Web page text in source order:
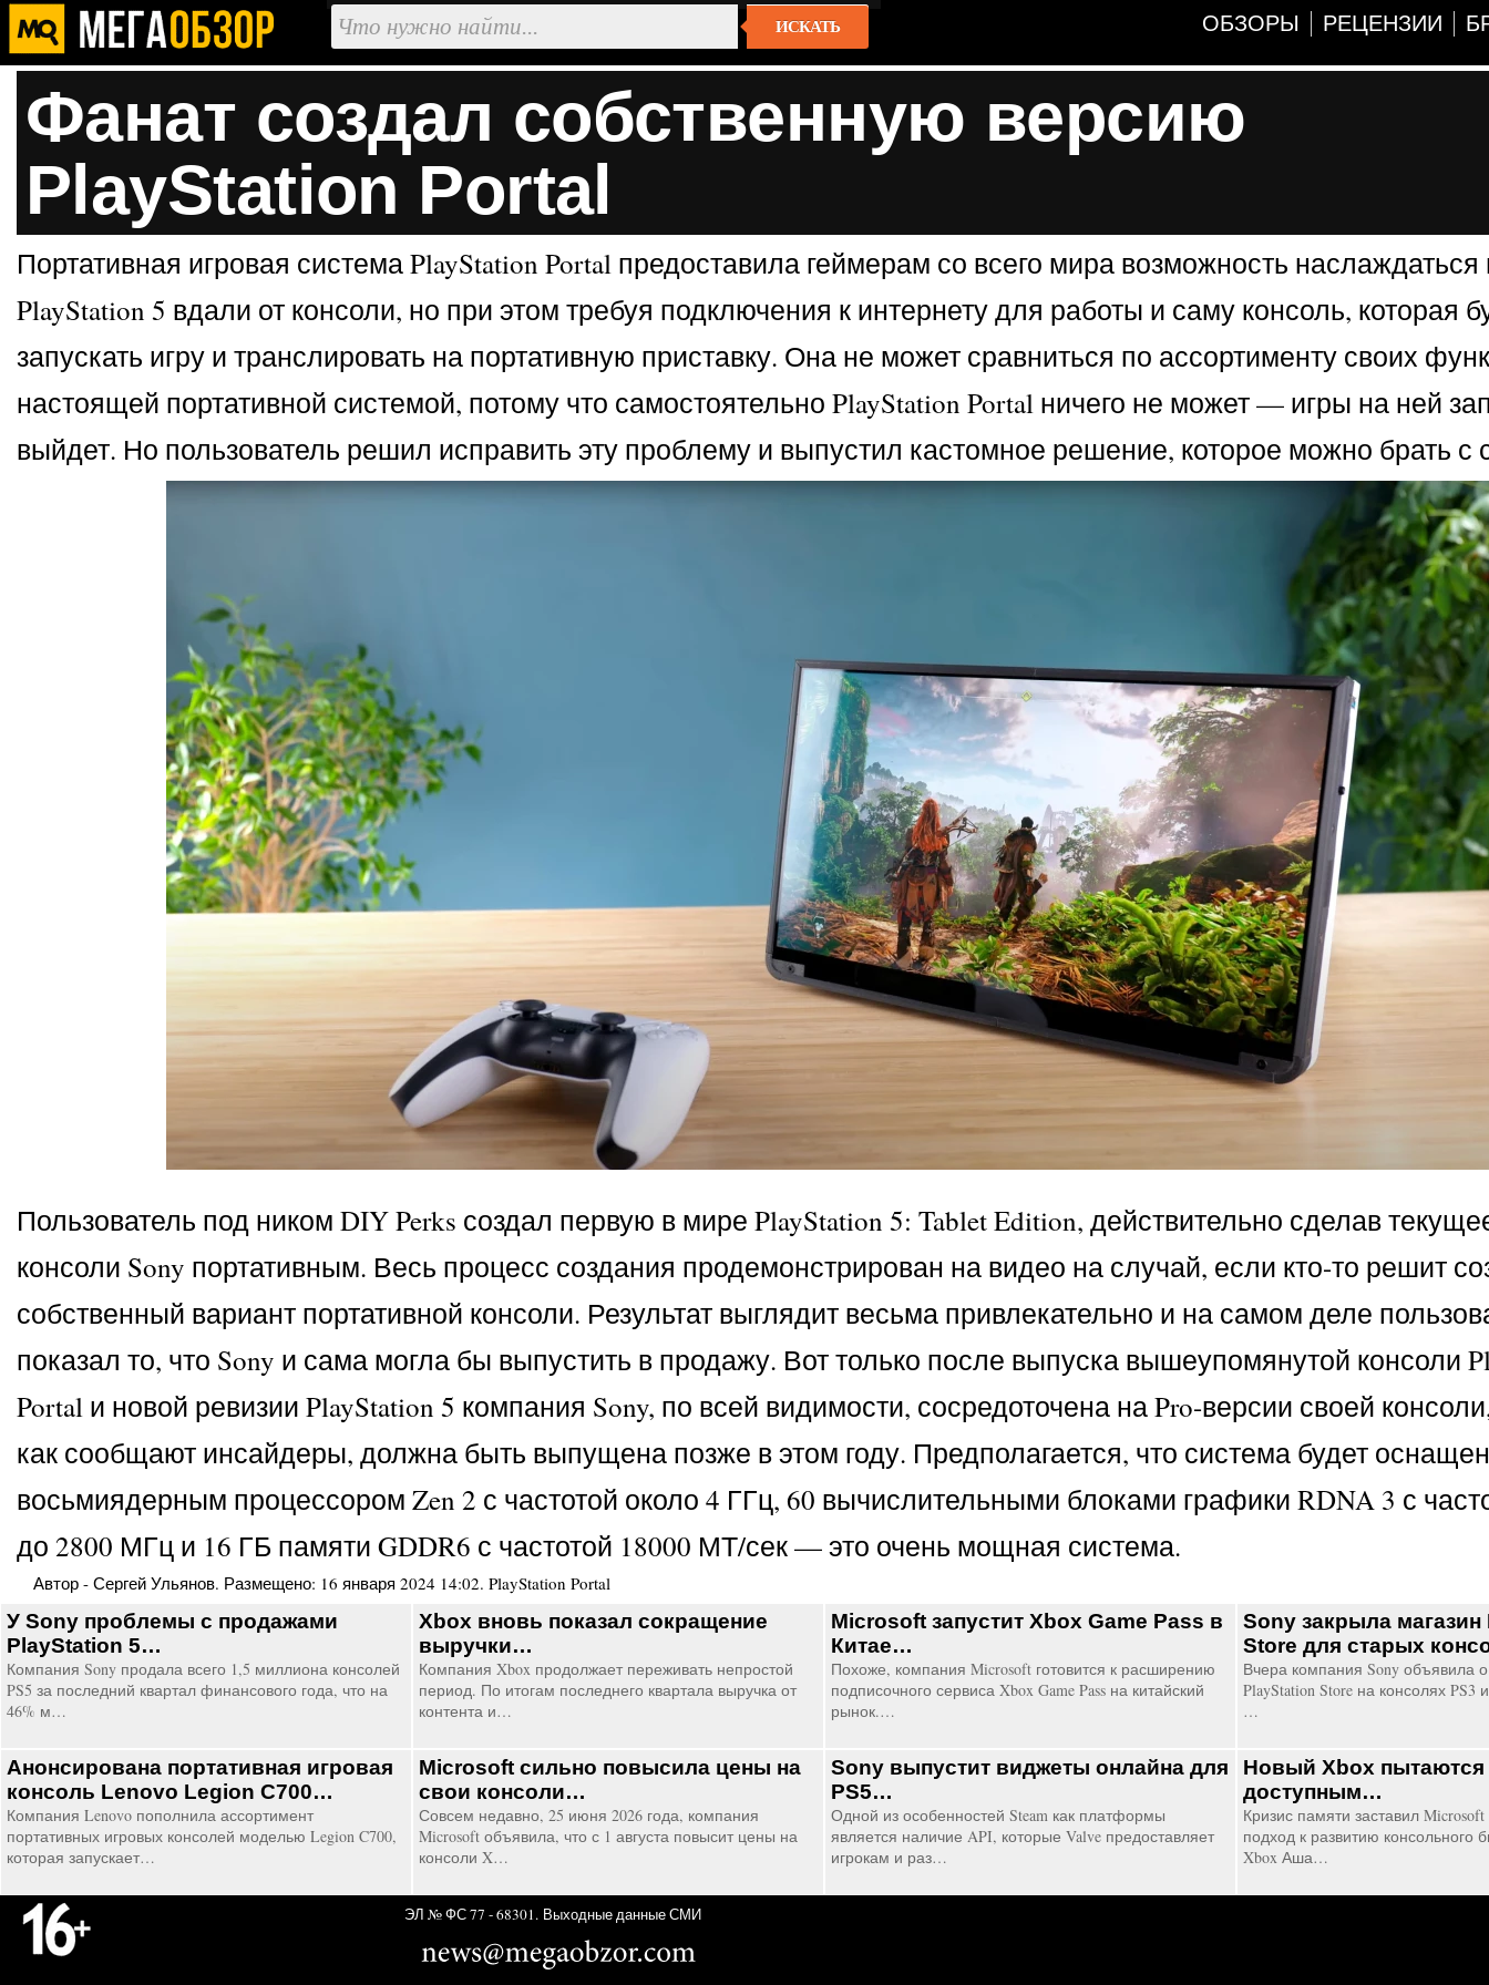
ИСКАТЬ ОБЗОРЫ РЕЦЕНЗИИ
Фанат создал собственную версию
PlayStation Portal
Портативная игровая система PlayStation Portal предоставила геймерам со всего мира возможность наслаждаться
PlayStation 5 вдали от консоли, но при этом требуя подключения к интернету для работы и саму консоль, которая
запускать игру и транслировать на портативную приставку. Она не может сравниться по ассортименту своих
настоящей портативной системой, потому что самостоятельно PlayStation Portal ничего не может — игры на ней
выйдет. Но пользователь решил исправить эту проблему и выпустил кастомное решение, которое можно брать с
Пользователь под ником DIY Perks создал первую в мире PlayStation 5: Tablet Edition, действительно сделав
консоли Sony портативным. Весь процесс создания продемонстрирован на видео на случай, если кто-то решит
собственный вариант портативной консоли. Результат выглядит весьма привлекательно и на самом деле
показал то, что Sony и сама могла бы выпустить в продажу. Вот только после выпуска вышеупомянутой консоли
Portal и новой ревизии PlayStation 5 компания Sony, по всей видимости, сосредоточена на Pro-версии своей
как сообщают инсайдеры, должна быть выпущена позже в этом году. Предполагается, что система будет
восьмиядерным процессором Zen 2 с частотой около 4 ГГц, 60 вычислительными блоками графики RDNA 3 с
до 2800 МГц и 16 ГБ памяти GDDR6 с частотой 18000 МТ/сек — это очень мощная система.
Автор - Сергей Ульянов. Размещено: 16 января 2024 14:02. PlayStation Portal
У Sony проблемы с продажами
PlayStation 5…
Компания Sony продала всего 1,5 миллиона консолей
PS5 за последний квартал финансового года, что на
46% м…
Xbox вновь показал сокращение
выручки…
Компания Xbox продолжает переживать непростой
период. По итогам последнего квартала выручка от
контента и…
Microsoft запустит Xbox Game Pass в
Китае…
Похоже, компания Microsoft готовится к расширению
подписочного сервиса Xbox Game Pass на китайский
рынок.…
Sony закрыла
Store для старых
Вчера компания Sony объявила
PlayStation Store на консолях PS3
…
Анонсирована портативная игровая
консоль Lenovo Legion C700…
Компания Lenovo пополнила ассортимент
портативных игровых консолей моделью Legion C700,
которая запускает…
Microsoft сильно повысила цены на
свои консоли…
Совсем недавно, 25 июня 2026 года, компания
Microsoft объявила, что с 1 августа повысит цены на
консоли X…
Sony выпустит виджеты онлайна для
PS5…
Одной из особенностей Steam как платформы
является наличие API, которые Valve предоставляет
игрокам и раз…
Новый Xbox пытаются
доступным…
Кризис памяти заставил
подход к развитию консольного
Xbox Аша…
ЭЛ № ФС 77 - 68301. Выходные данные СМИ